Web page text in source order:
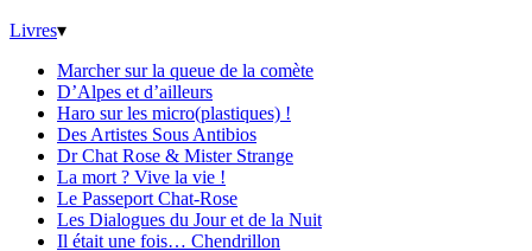
Livres▾
Marcher sur la queue de la comète
D’Alpes et d’ailleurs
Haro sur les micro(plastiques) !
Des Artistes Sous Antibios
Dr Chat Rose & Mister Strange
La mort ? Vive la vie !
Le Passeport Chat-Rose
Les Dialogues du Jour et de la Nuit
Il était une fois… Chendrillon